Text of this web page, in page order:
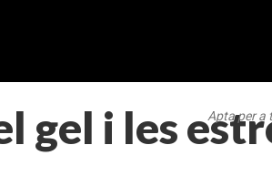
gel i les
Apta per a